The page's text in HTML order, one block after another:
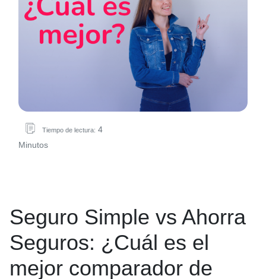
Tiempo de lectura: 4
Minutos
Seguro Simple vs Ahorra
Seguros: ¿Cuál es el
mejor comparador de